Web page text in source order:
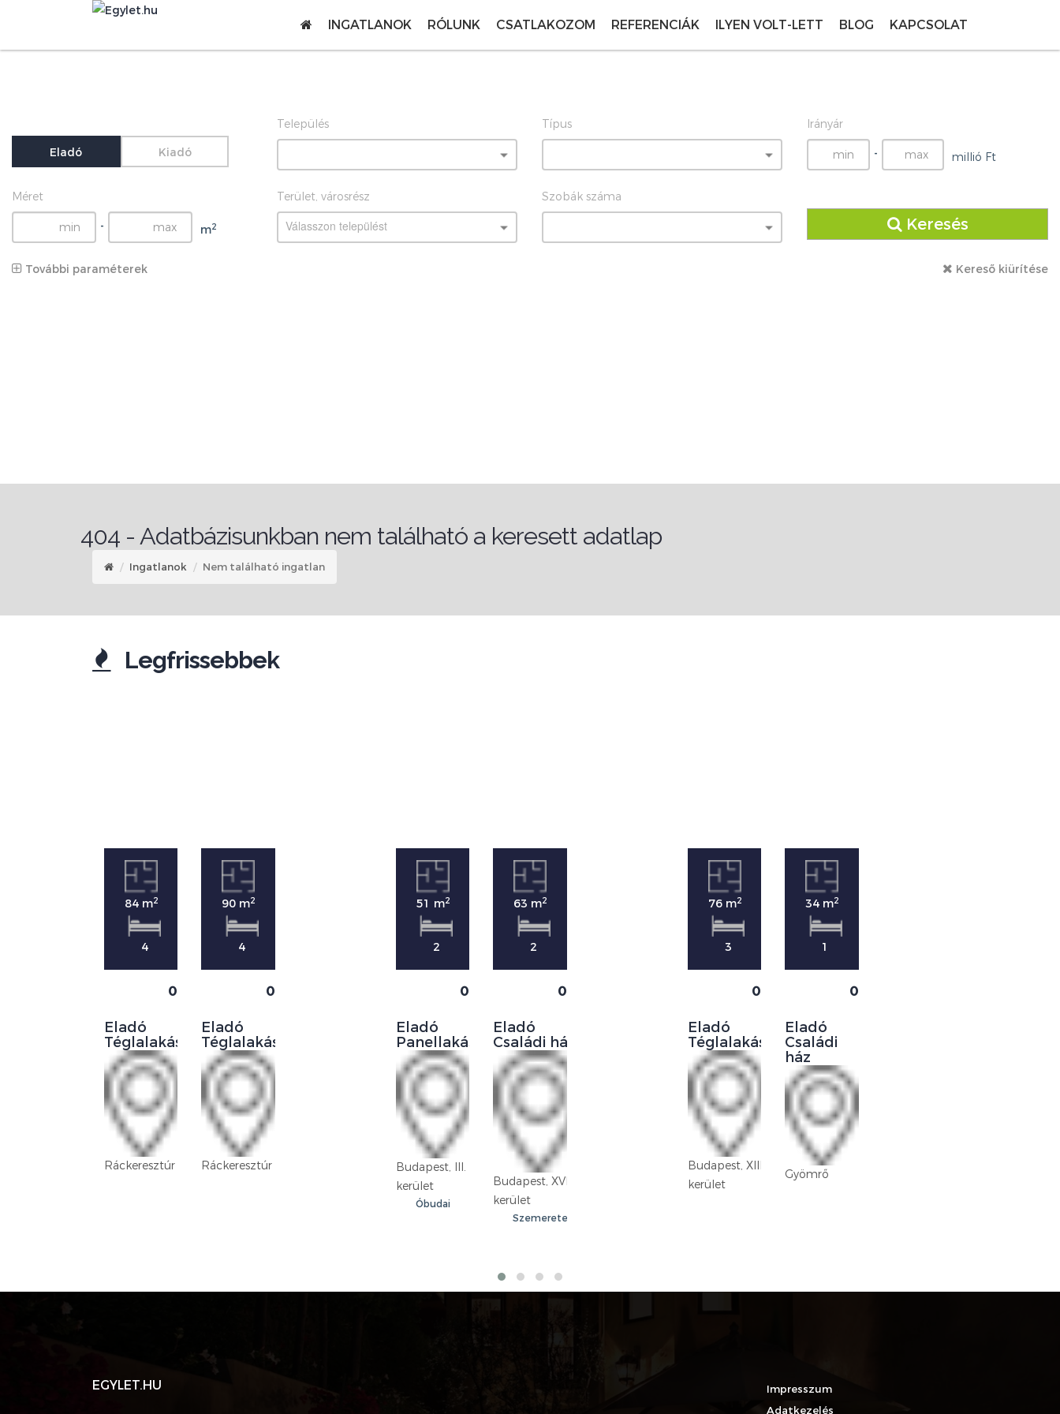
INGATLANOK RÓLUNK CSATLAKOZOM REFERENCIÁK ILYEN VOLT-LETT BLOG KAPCSOLAT
Eladó Kiadó
Település Típus
Irányár
-
millió Ft
Méret
-
m2
Terület, városrész
Válasszon települést
Szobák száma
Keresés
További paraméterek Kereső kiürítése
404 - Adatbázisunkban nem található a keresett adatlap
Ingatlanok Nem található ingatlan
Legfrissebbek
84 m2
4
0
Eladó
Téglalakás
Ráckeresztúr
90 m2
4
0
Eladó
Téglalakás
Ráckeresztúr
51 m2
2
0
Eladó
Panellakás
Budapest, III.
kerület
Óbudai
63 m2
2
0
Eladó
Családi ház
Budapest, XVIII.
kerület
Szemeretelep
76 m2
3
0
Eladó
Téglalakás
Budapest, XIII.
kerület
34 m2
1
0
Eladó
Családi
ház
Gyömrő
EGYLET.HU
Impresszum
Adatkezelés